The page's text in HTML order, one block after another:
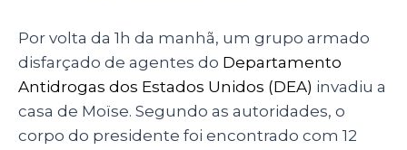
Por volta da 1h da manhã, um grupo armado
disfarçado de agentes do Departamento
Antidrogas dos Estados Unidos (DEA) invadiu a
casa de Moïse. Segundo as autoridades, o
corpo do presidente foi encontrado com 12